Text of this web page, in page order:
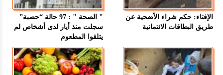
الإفتاء: حكم شراء الأضحية عن
طريق البطاقات الائتمانية
" الصحة " : 97 حالة “حصبة”
سجلت منذ أيار لدى أشخاص لم
يتلقوا المطعوم